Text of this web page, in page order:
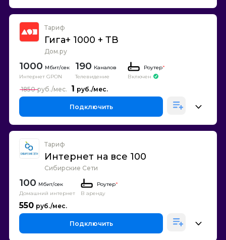
Тариф
Гига+ 1000 + ТВ
Дом.ру
1000
Интернет GPON
190 Каналов
Телевидение
Роутер*
Включен
1
1850
Подключить
Тариф
Интернет на все 100
Сибирские Сети
100
Домашний интернет
Роутер*
В аренду
550
Подключить